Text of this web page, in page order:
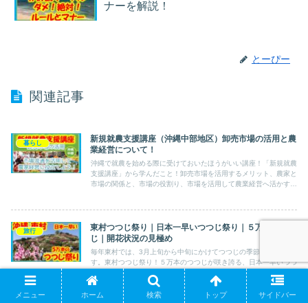
ナーを解説！
とーぴー
関連記事
暮らし
新規就農支援講座（沖縄中部地区）卸売市場の活用と農
業経営について！
沖縄で就農を始める際に受けておいたほうがいい講座！「新規就農
支援講座」から学んだこと！卸売市場を活用するメリット、農家と
市場の関係と、市場の役割り、市場を活用して農業経営へ活かす方
旅行
東村つつじ祭り｜日本一早いつつじ祭り｜５万本のつつ
じ｜開花状況の見極め
毎年東村では、3月上旬から中旬にかけてつつじの季節になりま
す。東村つつじ祭り！５万本のつつじが咲き誇る、日本一早いつつ
じ祭り！ツツジの他に、亜熱帯植物や綺麗な太平洋側の青い海、パ
イン畑の景色も見ることができるのでおススメのイベントです。
メニュー ホーム 検索 トップ サイドバー